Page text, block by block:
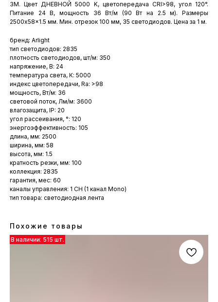
3M. Цвет ДНЕВНОЙ 5000 K, цветопередача CRI>98, угол 120°.
Питание 24 В, мощность 36 Вт/м (90 Вт на 2.5 м). Размеры
2500x58x1.5 мм. Мин. отрезок 100 мм, 35 светодиодов. Цена за 1 м.
бренд: Arlight
тип светодиодов: 2835
плотность светодиодов, шт/м: 350
напряжение, В: 24
температура света, К: 5000
индекс цветопередачи, Ra: >98
мощность, Вт/м: 36
световой поток, Лм/м: 3600
влагозащита, IP: 20
угол рассеивания, °: 120
энергоэффективность: 105
длина, мм: 2500
ширина, мм: 58
высота, мм: 1.5
кратность резки, мм: 100
коллекция: 2835
гарантия, мес: 60
каналы управления: 1 CH (1 канал Mono)
тип товара: светодиодная лента
Похожие товары